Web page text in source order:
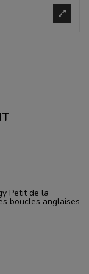
Petit de la
boucles anglaises